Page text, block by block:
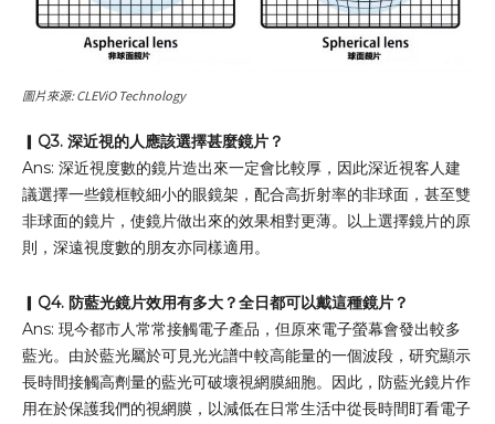
圖片來源: CLEViO Technology
▎ Q3. 深近視的人應該選擇甚麼鏡片？
Ans: 深近視度數的鏡片造出來一定會比較厚，因此深近視客人建
議選擇一些鏡框較細小的眼鏡架，配合高折射率的非球面，甚至雙
非球面的鏡片，使鏡片做出來的效果相對更薄。以上選擇鏡片的原
則，深遠視度數的朋友亦同樣適用。
▎ Q4. 防藍光鏡片效用有多大？全日都可以戴這種鏡片？
Ans: 現今都市人常常接觸電子產品，但原來電子螢幕會發出較多
藍光。由於藍光屬於可見光光譜中較高能量的一個波段，研究顯示
長時間接觸高劑量的藍光可破壞視網膜細胞。因此，防藍光鏡片作
用在於保護我們的視網膜，以減低在日常生活中從長時間盯看電子